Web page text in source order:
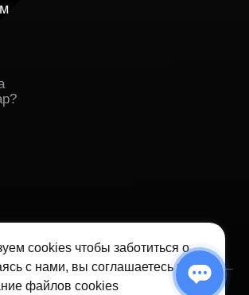
cookies чтобы заботиться о
с нами, вы соглашаетесь на
файлов cookies